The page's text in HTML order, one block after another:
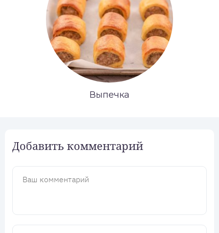
Выпечка
Добавить комментарий